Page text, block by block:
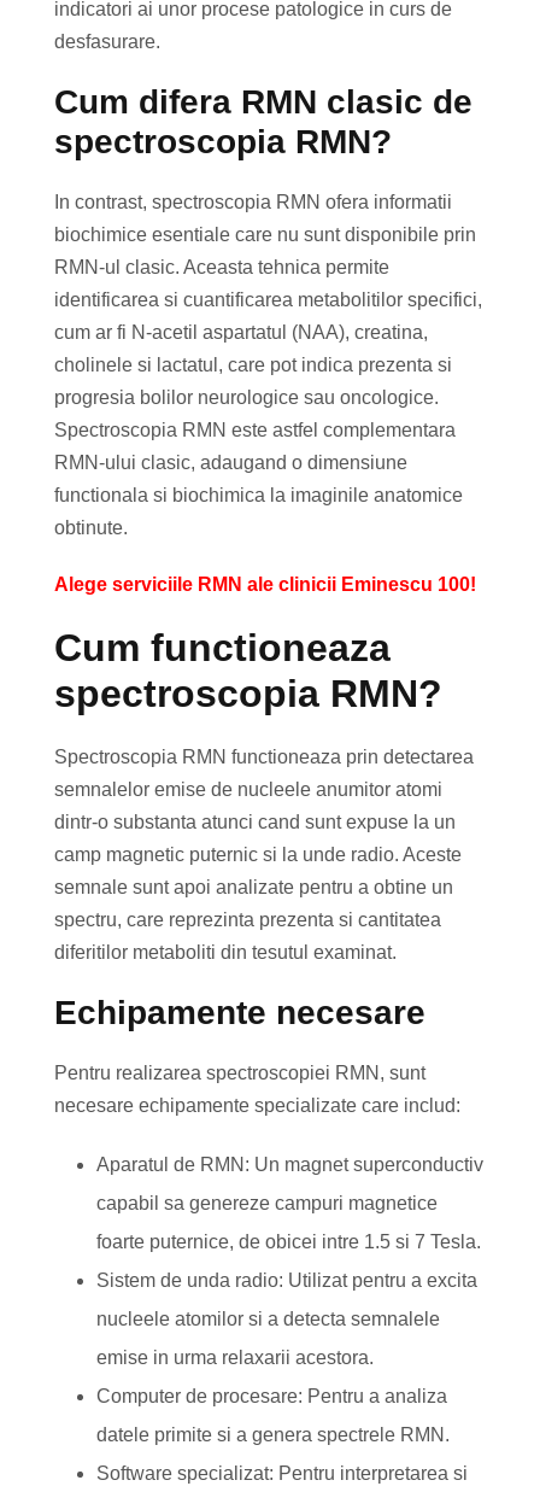
indicatori ai unor procese patologice in curs de
desfasurare.
Cum difera RMN clasic de
spectroscopia RMN?
In contrast, spectroscopia RMN ofera informatii
biochimice esentiale care nu sunt disponibile prin
RMN-ul clasic. Aceasta tehnica permite
identificarea si cuantificarea metabolitilor specifici,
cum ar fi N-acetil aspartatul (NAA), creatina,
cholinele si lactatul, care pot indica prezenta si
progresia bolilor neurologice sau oncologice.
Spectroscopia RMN este astfel complementara
RMN-ului clasic, adaugand o dimensiune
functionala si biochimica la imaginile anatomice
obtinute.
Alege serviciile RMN ale clinicii Eminescu 100!
Cum functioneaza
spectroscopia RMN?
Spectroscopia RMN functioneaza prin detectarea
semnalelor emise de nucleele anumitor atomi
dintr-o substanta atunci cand sunt expuse la un
camp magnetic puternic si la unde radio. Aceste
semnale sunt apoi analizate pentru a obtine un
spectru, care reprezinta prezenta si cantitatea
diferitilor metaboliti din tesutul examinat.
Echipamente necesare
Pentru realizarea spectroscopiei RMN, sunt
necesare echipamente specializate care includ:
Aparatul de RMN: Un magnet superconductiv
capabil sa genereze campuri magnetice
foarte puternice, de obicei intre 1.5 si 7 Tesla.
Sistem de unda radio: Utilizat pentru a excita
nucleele atomilor si a detecta semnalele
emise in urma relaxarii acestora.
Computer de procesare: Pentru a analiza
datele primite si a genera spectrele RMN.
Software specializat: Pentru interpretarea si